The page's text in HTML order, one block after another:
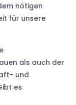
nötigen
für unsere
als auch der
und
es